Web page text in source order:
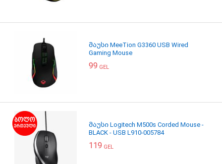
მაუსი MeeTion G3360 USB Wired
Gaming Mouse
99 GEL
მაუსი Logitech M500s Corded Mouse -
BLACK - USB L910-005784
119 GEL